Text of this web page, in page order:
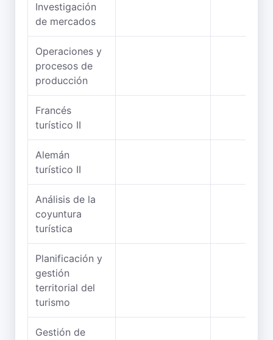
Investigación
de mercados
Operaciones y
procesos de
producción
Francés
turístico II
Alemán
turístico II
Análisis de la
coyuntura
turística
Planificación y
gestión
territorial del
turismo
Gestión de